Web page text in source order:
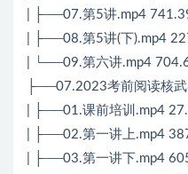
| ├──07.第5讲.mp4
| ├──08.第5讲(下).mp4
| └──09.第六讲.mp4
├──07.2023考前阅读核
| ├──01.课前培训.mp4
| ├──02.第一讲上.mp4
| ├──03.第一讲下.mp4